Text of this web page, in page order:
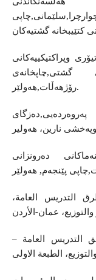
كتێيبخانە گشتيەكان
شێوازە تيۆرى وپراكتيكييەكانى
گشتى,چاپخانەى
رۆژهەڵات,هەولێر.
پەروەردەيى,دەزگاى
سەلاحەدين(2014) بنەماكانى دەرونزانى
عبدالسلام، 2001، طرق التدريس العامة،
والتوزيع، عمان-الأردن
واخرون( 2018) طرائق التدريس العامة –